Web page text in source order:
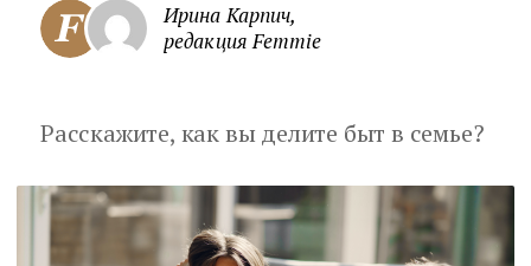
Ирина Карпич,
редакция Femmie
Расскажите, как вы делите быт в семье?